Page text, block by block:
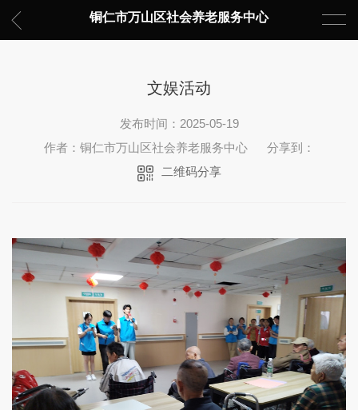
铜仁市万山区社会养老服务中心
文娱活动
发布时间：2025-05-19
作者：铜仁市万山区社会养老服务中心
分享到：
二维码分享